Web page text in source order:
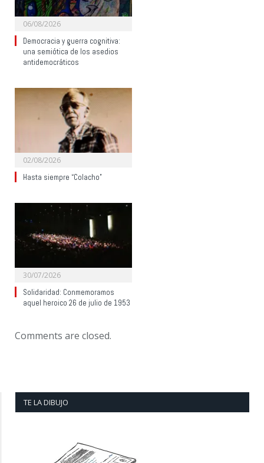
06/08/2026
Democracia y guerra cognitiva:
una semiótica de los asedios
antidemocráticos
02/08/2026
Hasta siempre “Colacho”
30/07/2026
Solidaridad: Conmemoramos
aquel heroico 26 de julio de 1953
Comments are closed.
TE LA DIBUJO